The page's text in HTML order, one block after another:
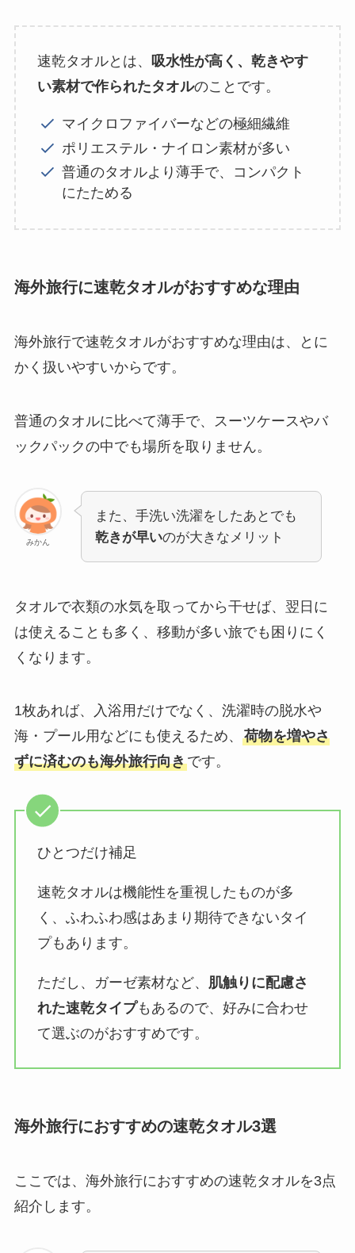
速乾タオルとは、 吸水性が高く、乾きやす
い素材で作られたタオルのことです。
マイクロファイバーなどの極細繊維
ポリエステル・ナイロン素材が多い
普通のタオルより薄手で、コンパクト
にたためる
海外旅行に速乾タオルがおすすめな理由
海外旅行で速乾タオルがおすすめな理由は、とに
かく扱いやすいからです。
普通のタオルに比べて薄手で、スーツケースやバ
ックパックの中でも場所を取りません。
みかん
また、手洗い洗濯をしたあとでも
乾きが早いのが大きなメリット
タオルで衣類の水気を取ってから干せば、翌日に
は使えることも多く、移動が多い旅でも困りにく
くなります。
1枚あれば、入浴用だけでなく、洗濯時の脱水や
海・プール用などにも使えるため、 荷物を増やさ
ずに済むのも海外旅行向きです。
ひとつだけ補足
速乾タオルは機能性を重視したものが多
く、ふわふわ感はあまり期待できないタイ
プもあります。
ただし、ガーゼ素材など、
肌触りに配慮さ
れた速乾タイプもあるので、好みに合わせ
て選ぶのがおすすめです。
海外旅行におすすめの速乾タオル3選
ここでは、海外旅行におすすめの速乾タオルを3点
紹介します。